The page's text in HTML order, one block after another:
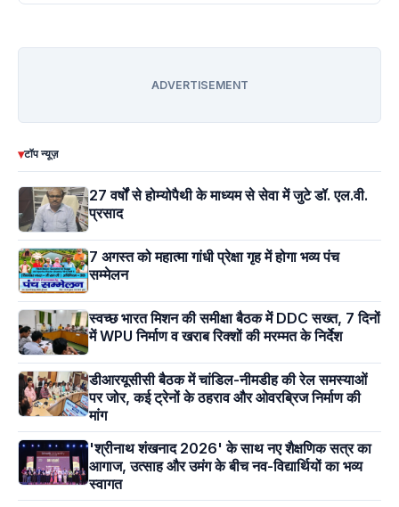
ADVERTISEMENT
▾टॉप न्यूज़
27 वर्षों से होम्योपैथी के माध्यम से सेवा में जुटे डॉ. एल.वी.
प्रसाद
7 अगस्त को महात्मा गांधी प्रेक्षा गृह में होगा भव्य पंच
सम्मेलन
स्वच्छ भारत मिशन की समीक्षा बैठक में DDC सख्त, 7 दिनों
में WPU निर्माण व खराब रिक्शों की मरम्मत के निर्देश
डीआरयूसीसी बैठक में चांडिल-नीमडीह की रेल समस्याओं
पर जोर, कई ट्रेनों के ठहराव और ओवरब्रिज निर्माण की
मांग
'श्रीनाथ शंखनाद 2026' के साथ नए शैक्षणिक सत्र का
आगाज, उत्साह और उमंग के बीच नव-विद्यार्थियों का भव्य
स्वागत